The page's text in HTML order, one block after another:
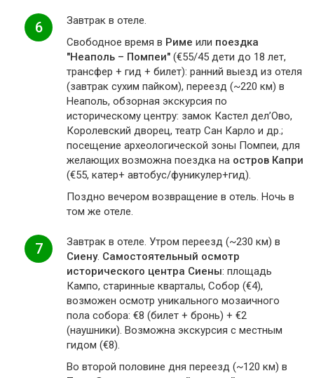
6
Завтрак в отеле.
Свободное время в Риме или поездка
"Неаполь – Помпеи" (€55/45 дети до 18 лет,
трансфер + гид + билет): ранний выезд из отеля
(завтрак сухим пайком), переезд (~220 км) в
Неаполь, обзорная экскурсия по
историческому центру: замок Кастел дел’Ово,
Королевский дворец, театр Сан Карло и др.;
посещение археологической зоны Помпеи, для
желающих возможна поездка на остров Капри
(€55, катер+ автобус/фуникулер+гид).
Поздно вечером возвращение в отель. Ночь в
том же отеле.
7
Завтрак в отеле. Утром переезд (~230 км) в
Сиену. Самостоятельный осмотр
исторического центра Сиены: площадь
Кампо, старинные кварталы, Собор (€4),
возможен осмотр уникального мозаичного
пола собора: €8 (билет + бронь) + €2
(наушники). Возможна экскурсия с местным
гидом (€8).
Во второй половине дня переезд (~120 км) в